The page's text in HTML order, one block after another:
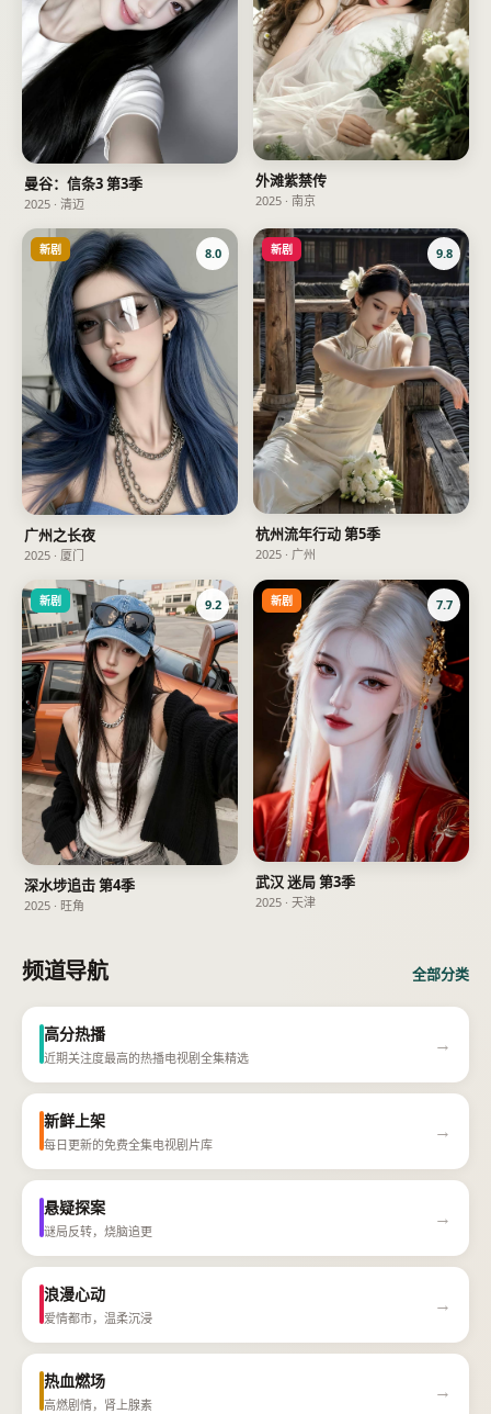
曼谷：信条3 第3季
2025 · 清迈
外滩紫禁传
2025 · 南京
新剧 8.0
广州之长夜
2025 · 厦门
新剧 9.8
杭州流年行动 第5季
2025 · 广州
新剧 9.2
深水埗追击 第4季
2025 · 旺角
新剧 7.7
武汉 迷局 第3季
2025 · 天津
频道导航 全部分类
高分热播
近期关注度最高的热播电视剧全集精选
→
新鲜上架
每日更新的免费全集电视剧片库
→
悬疑探案
谜局反转，烧脑追更
→
浪漫心动
爱情都市，温柔沉浸
→
热血燃场
高燃剧情，肾上腺素
→